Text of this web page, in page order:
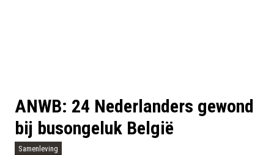
ANWB: 24 Nederlanders gewond
bij busongeluk België
Samenleving